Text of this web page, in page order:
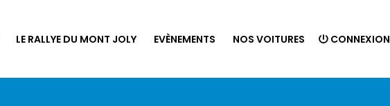
LE RALLYE DU MONT JOLY EVÈNEMENTS NOS VOITURES CONNEXION